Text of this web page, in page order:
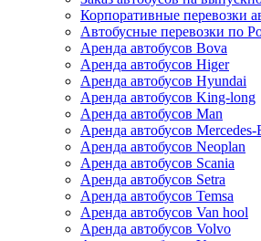
Корпоративные перевозки
Автобусные перевозки по
Аренда автобусов Bova
Аренда автобусов Higer
Аренда автобусов Hyundai
Аренда автобусов King-long
Аренда автобусов Man
Аренда автобусов Mercedes-
Аренда автобусов Neoplan
Аренда автобусов Scania
Аренда автобусов Setra
Аренда автобусов Temsa
Аренда автобусов Van hool
Аренда автобусов Volvo